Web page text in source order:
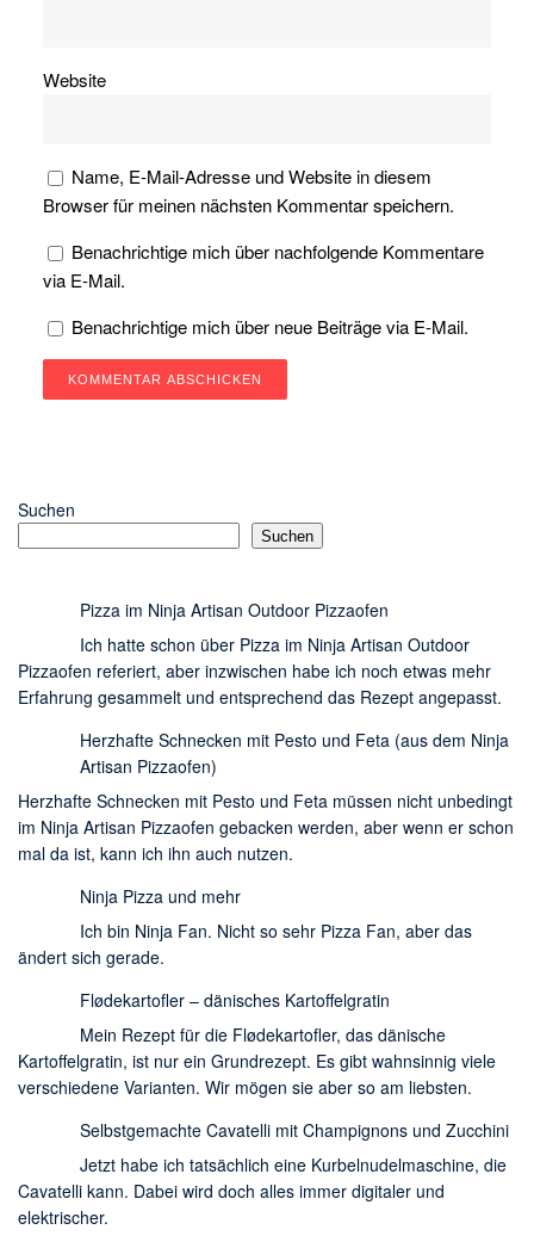
Website
Name, E-Mail-Adresse und Website in diesem
Browser für meinen nächsten Kommentar speichern.
Benachrichtige mich über nachfolgende Kommentare
via E-Mail.
Benachrichtige mich über neue Beiträge via E-Mail.
Suchen
Suchen
Pizza im Ninja Artisan Outdoor Pizzaofen
Ich hatte schon über Pizza im Ninja Artisan Outdoor
Pizzaofen referiert, aber inzwischen habe ich noch etwas mehr
Erfahrung gesammelt und entsprechend das Rezept angepasst.
Herzhafte Schnecken mit Pesto und Feta (aus dem Ninja
Artisan Pizzaofen)
Herzhafte Schnecken mit Pesto und Feta müssen nicht unbedingt
im Ninja Artisan Pizzaofen gebacken werden, aber wenn er schon
mal da ist, kann ich ihn auch nutzen.
Ninja Pizza und mehr
Ich bin Ninja Fan. Nicht so sehr Pizza Fan, aber das
ändert sich gerade.
Flødekartofler – dänisches Kartoffelgratin
Mein Rezept für die Flødekartofler, das dänische
Kartoffelgratin, ist nur ein Grundrezept. Es gibt wahnsinnig viele
verschiedene Varianten. Wir mögen sie aber so am liebsten.
Selbstgemachte Cavatelli mit Champignons und Zucchini
Jetzt habe ich tatsächlich eine Kurbelnudelmaschine, die
Cavatelli kann. Dabei wird doch alles immer digitaler und
elektrischer.